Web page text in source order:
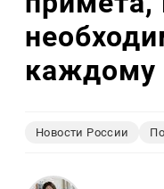
каждому
Новости России